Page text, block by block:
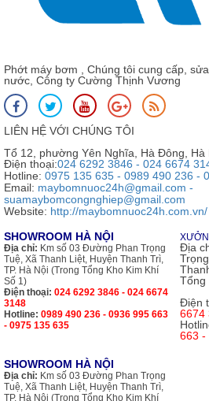
Phớt máy bơm , Chúng tôi cung cấp,
nước, Công ty Cường Thịnh Vương
LIÊN HỆ VỚI CHÚNG TÔI
Tổ 12, phường Yên Nghĩa, Hà Đông, Hà
Điện thoại:024 6292 3846 - 024 6674
Hotline: 0975 135 635 - 0989 490 236 -
Email: maybomnuoc24h@gmail.com -
suamaybomcongnghiep@gmail.com
Website: http://maybomnuoc24h.com.vn/
SHOWROOM HÀ NỘI
Địa chỉ: Km số 03 Đường Phan Trọng
Tuệ, Xã Thanh Liệt, Huyện Thanh Trì,
TP. Hà Nội (Trong Tổng Kho Kim Khí
Số 1)
Điện thoại: 024 6292 3846 - 024 6674
3148
Hotline: 0989 490 236 - 0936 995 663
- 0975 135 635
Địa
Tổng
Điện
6674
663 -
SHOWROOM HÀ NỘI
Địa chỉ: Km số 03 Đường Phan Trọng
Tuệ, Xã Thanh Liệt, Huyện Thanh Trì,
TP. Hà Nội (Trong Tổng Kho Kim Khí